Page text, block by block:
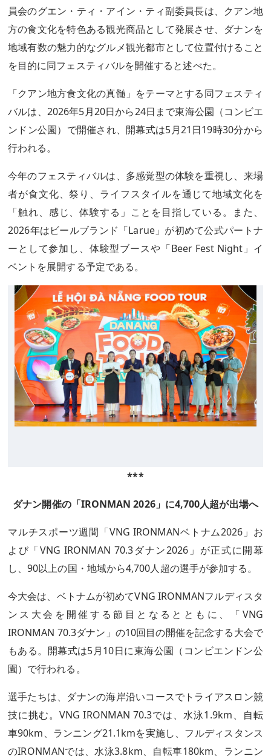
員会のグエン・ティ・アイン・ティ副委員長は、クアン地
方の食文化を特色ある観光商品として発展させ、ダナンを
地域有数の魅力的なグルメ観光都市として位置付けること
を目的に同フェスティバルを開催すると述べた。
「クアン地方食文化の真髄」をテーマとする同フェスティ
バルは、2026年5月20日から24日まで東海公園（コンビエ
ンドン公園）で開催され、開幕式は5月21日19時30分から
行われる。
今年のフェスティバルは、多感覚型の体験を重視し、来場
者が食文化、祭り、ライフスタイルを通じて地域文化を
「触れ、感じ、体験する」ことを目指している。また、
2026年はビールブランド「Larue」が初めて公式パートナ
ーとして参加し、体験型ブースや「Beer Fest Night」イ
ベントを展開する予定である。
***
ダナン開催の「IRONMAN 2026」に4,700人超が出場へ
マルチスポーツ週間「VNG IRONMANベトナム2026」お
よび「VNG IRONMAN 70.3ダナン2026」が正式に開幕
し、90以上の国・地域から4,700人超の選手が参加する。
今大会は、ベトナムが初めてVNG IRONMANフルディスタ
ンス大会を開催する節目となるとともに、「VNG
IRONMAN 70.3ダナン」の10回目の開催を記念する大会で
もある。開幕式は5月10日に東海公園（コンビエンドン公
園）で行われる。
選手たちは、ダナンの海岸沿いコースでトライアスロン競
技に挑む。VNG IRONMAN 70.3では、水泳1.9km、自転
車90km、ランニング21.1kmを実施し、フルディスタンス
のIRONMANでは、水泳3.8km、自転車180km、ランニン